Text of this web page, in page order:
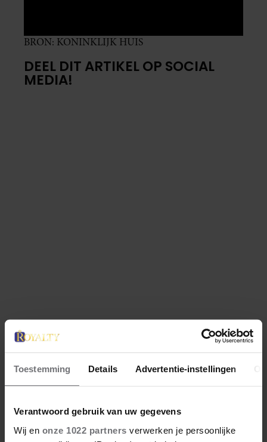
Toestemming Details Advertentie-instellingen
Verantwoord gebruik van uw gegevens
Wij en onze 1022 partners verwerken je persoonlijke
BRON: KONINKLIJK HUIS
DEEL DIT ARTIKEL OP SOCIAL
MEDIA!
UIT ANDERE MEDIA